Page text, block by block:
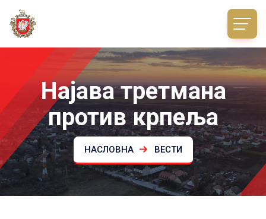
Најава третмана
против крпеља
НАСЛОВНА ВЕСТИ